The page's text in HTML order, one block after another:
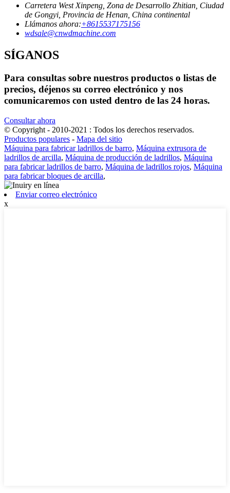
Carretera West Xinpeng, Zona de Desarrollo Zhitian, Ciudad
de Gongyi, Provincia de Henan, China continental
Llámanos ahora:+8615537175156
wdsale@cnwdmachine.com
SÍGANOS
Para consultas sobre nuestros productos o listas de
precios, déjenos su correo electrónico y nos
comunicaremos con usted dentro de las 24 horas.
Consultar ahora
© Copyright - 2010-2021 : Todos los derechos reservados.
Productos populares - Mapa del sitio
Máquina para fabricar ladrillos de barro, Máquina extrusora de
ladrillos de arcilla, Máquina de producción de ladrillos, Máquina
para fabricar ladrillos de barro, Máquina de ladrillos rojos, Máquina
para fabricar bloques de arcilla,
Enviar correo electrónico
x